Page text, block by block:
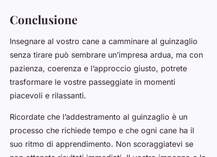
Conclusione
Insegnare al vostro cane a camminare al guinzaglio
senza tirare può sembrare un’impresa ardua, ma con
pazienza, coerenza e l’approccio giusto, potrete
trasformare le vostre passeggiate in momenti
piacevoli e rilassanti.
Ricordate che l’addestramento al guinzaglio è un
processo che richiede tempo e che ogni cane ha il
suo ritmo di apprendimento. Non scoraggiatevi se